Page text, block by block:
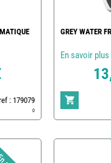
: 179079
0
GREY WATER
En savoir plus